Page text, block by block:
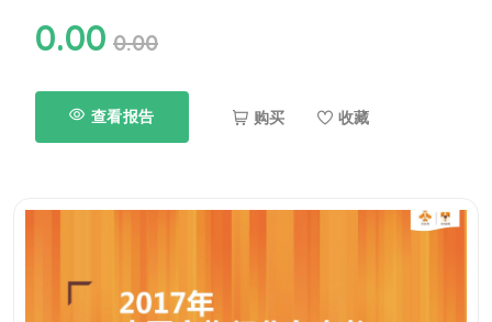
0.00 0.00
查看报告 购买 收藏